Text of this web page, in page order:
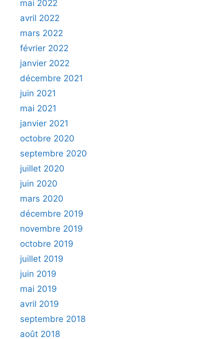
mai 2022
avril 2022
mars 2022
février 2022
janvier 2022
décembre 2021
juin 2021
mai 2021
janvier 2021
octobre 2020
septembre 2020
juillet 2020
juin 2020
mars 2020
décembre 2019
novembre 2019
octobre 2019
juillet 2019
juin 2019
mai 2019
avril 2019
septembre 2018
août 2018